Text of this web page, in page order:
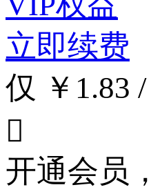
立即续费
仅 ￥1.83

开通会员